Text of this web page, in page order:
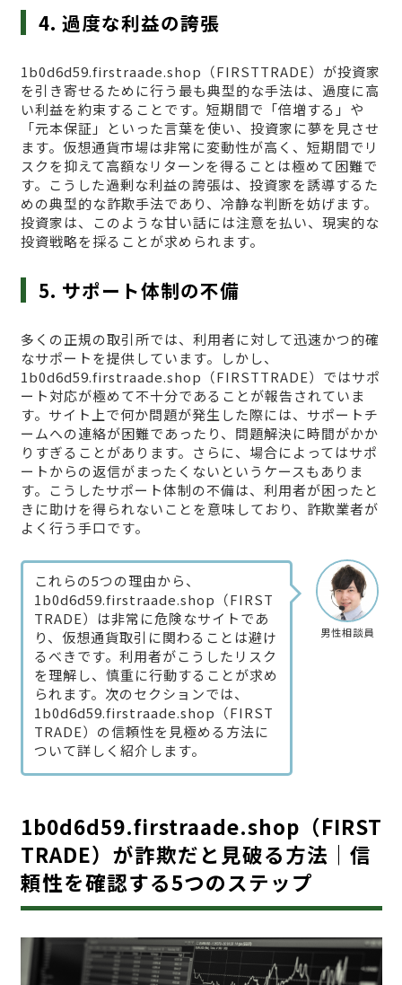
4. 過度な利益の誇張
1b0d6d59.firstraade.shop（FIRSTTRADE）が投資家
を引き寄せるために行う最も典型的な手法は、過度に高
い利益を約束することです。短期間で「倍増する」や
「元本保証」といった言葉を使い、投資家に夢を見させ
ます。仮想通貨市場は非常に変動性が高く、短期間でリ
スクを抑えて高額なリターンを得ることは極めて困難で
す。こうした過剰な利益の誇張は、投資家を誘導するた
めの典型的な詐欺手法であり、冷静な判断を妨げます。
投資家は、このような甘い話には注意を払い、現実的な
投資戦略を採ることが求められます。
5. サポート体制の不備
多くの正規の取引所では、利用者に対して迅速かつ的確
なサポートを提供しています。しかし、
1b0d6d59.firstraade.shop（FIRSTTRADE）ではサポ
ート対応が極めて不十分であることが報告されていま
す。サイト上で何か問題が発生した際には、サポートチ
ームへの連絡が困難であったり、問題解決に時間がかか
りすぎることがあります。さらに、場合によってはサポ
ートからの返信がまったくないというケースもありま
す。こうしたサポート体制の不備は、利用者が困ったと
きに助けを得られないことを意味しており、詐欺業者が
よく行う手口です。
男性相談員
これらの5つの理由から、
1b0d6d59.firstraade.shop（FIRST
TRADE）は非常に危険なサイトであ
り、仮想通貨取引に関わることは避け
るべきです。利用者がこうしたリスク
を理解し、慎重に行動することが求め
られます。次のセクションでは、
1b0d6d59.firstraade.shop（FIRST
TRADE）の信頼性を見極める方法に
ついて詳しく紹介します。
1b0d6d59.firstraade.shop（FIRST
TRADE）が詐欺だと見破る方法｜信
頼性を確認する5つのステップ